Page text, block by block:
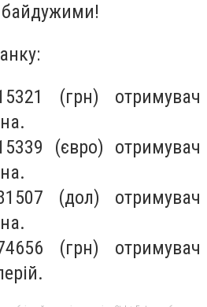
(грн) отримувач
(євро) отримувач
(дол) отримувач
(грн) отримувач